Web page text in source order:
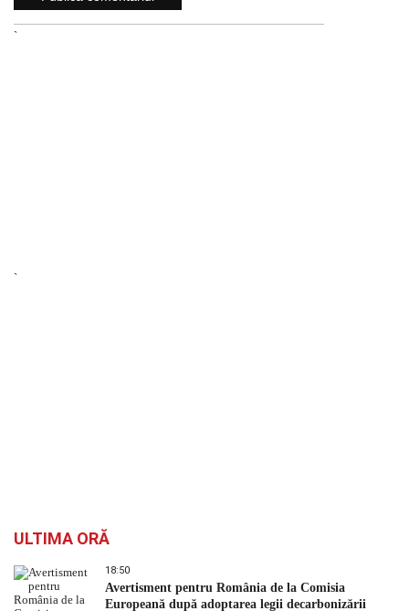
`
`
ULTIMA ORĂ
18:50
Avertisment pentru România de la Comisia
Europeană după adoptarea legii decarbonizării